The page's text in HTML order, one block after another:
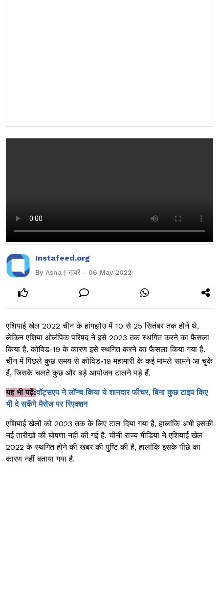
Instafeed.org
By Asna | खबरें - 06 May 2022
एशियाई खेल 2022 चीन के हांगझोउ में 10 से 25 सितंबर तक होने थे,
लेकिन एशिया ओलंपिक परिषद ने इसे 2023 तक स्थगित करने का फैसला
किया है. कोविड-19 के कारण इसे स्थगित करने का फैसला किया गया है.
चीन में पिछले कुछ समय से कोविड-19 महामारी के कई मामले सामने आ चुके
हैं, जिसके चलते कुछ और बड़े आयोजन टालने पड़े हैं.
यह भी पढ़ें:वॉट्सएप ने लॉन्च किया ये शानदार फीचर, बिना कुछ टाइप किए
भी दे सकेंगे मैसेज पर रिएक्शन
एशियाई खेलों को 2023 तक के लिए टाल दिया गया है, हालांकि अभी इसकी
नई तारीखों की घोषणा नहीं की गई है. चीनी राज्य मीडिया ने एशियाई खेल
2022 के स्थगित होने की खबर की पुष्टि की है, हालांकि इसके पीछे का
कारण नहीं बताया गया है.